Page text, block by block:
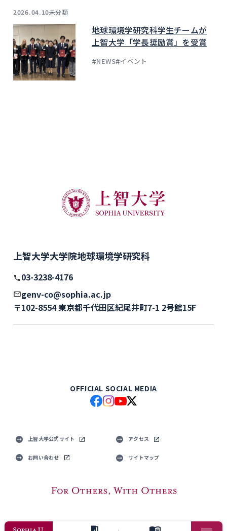
2026.04.10未分類
地球環境学研究科学生チームが
上智大学「学長奨励賞」を受賞
#NEWS#イベント
上智大学大学院地球環境学研究科
03-3238-4176
genv-co@sophia.ac.jp
〒102-8554 東京都千代田区紀尾井町7-1 2号館15F
OFFICIAL SOCIAL MEDIA
上智大学公式サイト アクセス
お問い合わせ サイトマップ